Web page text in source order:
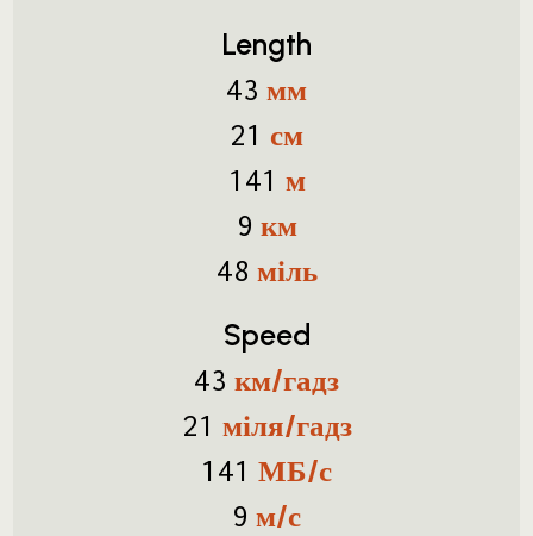
Length
43 мм
21 см
141 м
9 км
48 міль
Speed
43 км/гадз
21 міля/гадз
141 МБ/с
9 м/с